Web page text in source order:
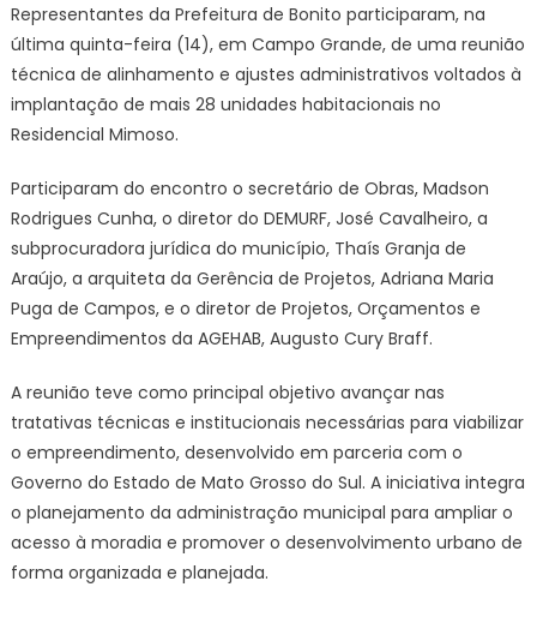
Bonito
participa
de
reunião
técnica
viabilizar
novas
unidades
habitacionais
–
Prefeitura
Bonito
Representantes da Prefeitura de Bonito participaram, na
última quinta-feira (14), em Campo Grande, de uma reunião
técnica de alinhamento e ajustes administrativos voltados à
implantação de mais 28 unidades habitacionais no
Residencial Mimoso.
Participaram do encontro o secretário de Obras, Madson
Rodrigues Cunha, o diretor do DEMURF, José Cavalheiro, a
subprocuradora jurídica do município, Thaís Granja de
Araújo, a arquiteta da Gerência de Projetos, Adriana Maria
Puga de Campos, e o diretor de Projetos, Orçamentos e
Empreendimentos da AGEHAB, Augusto Cury Braff.
A reunião teve como principal objetivo avançar nas
tratativas técnicas e institucionais necessárias para viabilizar
o empreendimento, desenvolvido em parceria com o
Governo do Estado de Mato Grosso do Sul. A iniciativa integra
o planejamento da administração municipal para ampliar o
acesso à moradia e promover o desenvolvimento urbano de
forma organizada e planejada.